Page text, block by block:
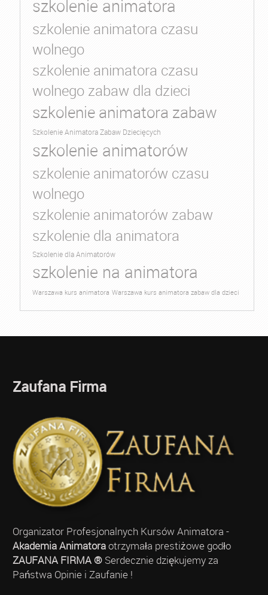
szkolenie animatora
szkolenie animatora czasu
wolnego
szkolenie animatora czasu
wolnego zabaw dla dzieci
szkolenie animatora zabaw
Szkolenie Animatora Zabaw Dziecięcych
szkolenie animatorów
szkolenie animatorów czasu
wolnego
szkolenie animatorów zabaw
szkolenie dla animatora
Szkolenie dla Animatorów
szkolenie na animatora
Warszawa kurs animatora Warszawa kurs animatora zabaw dla dzieci
Zaufana Firma
Organizator Profesjonalnych Kursów Animatora -
Akademia Animatoraotrzymała prestiżowe godło
ZAUFANA FIRMA ®Serdecznie dziękujemy za
Państwa Opinie i Zaufanie !